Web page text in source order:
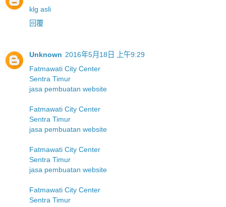
klg asli
回覆
Unknown 2016年5月18日 上午9:29
Fatmawati City Center
Sentra Timur
jasa pembuatan website
Fatmawati City Center
Sentra Timur
jasa pembuatan website
Fatmawati City Center
Sentra Timur
jasa pembuatan website
Fatmawati City Center
Sentra Timur